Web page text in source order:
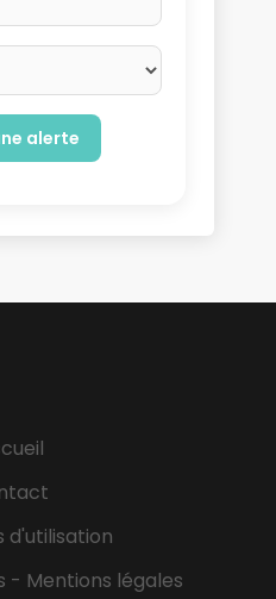
d'utilisation
- Mentions légales